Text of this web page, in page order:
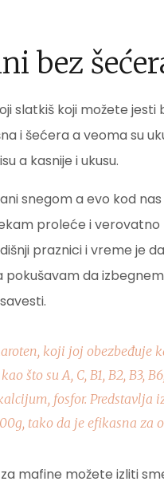
bez
slatkiš koji možete
i šećera a veoma su
a kasnije i ukusu.
snegom a evo kod
proleće i
praznici i vreme je
pokušavam da
koji joj obezbeđuje
što su A, C, B1, B2, B3,
fosfor. Predstavlja
tako da je efikasna za
mafine možete izliti